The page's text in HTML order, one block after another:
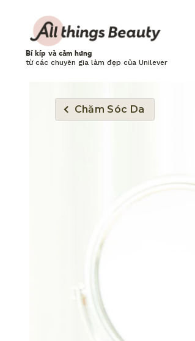
Bí kíp và cảm hứng
từ các chuyên gia làm đẹp của Unilever
Chăm Sóc Da